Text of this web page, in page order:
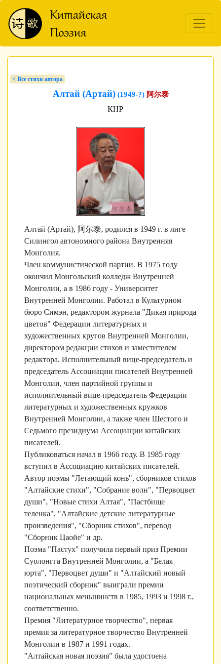
< Bсе стихи автора
Алтай (Артай) (1949-?) 阿尔泰
КНР
Алтай (Артай), 阿尔泰, родился в 1949 г. в лиге
Силингол автономного района Внутренняя
Монголия.
Член коммунистической партии. В 1975 году
окончил Монгольский колледж Внутренней
Монголии, а в 1986 году - Университет
Внутренней Монголии. Работал в Культурном
бюро Симэн, редактором журнала "Дикая природа
цветов" Федерации литературных и
художественных кругов Внутренней Монголии,
директором редакции стихов и заместителем
редактора. Исполнительный вице-председатель и
председатель Ассоциации писателей Внутренней
Монголии, член партийной группы и
исполнительный вице-председатель Федерации
литературных и художественных кружков
Внутренней Монголии, а также член Шестого и
Седьмого президиума Ассоциации китайских
писателей.
Публиковаться начал в 1966 году. В 1985 году
вступил в Ассоциацию китайских писателей.
Автор поэмы "Летающий конь", сборников стихов
"Алтайские стихи", "Собрание волн", "Первоцвет
души", "Новые стихи Алтая", "Пастбище
теленка", "Алтайские детские литературные
произведения", "Сборник стихов", перевод
"Сборник Цаойе" и др.
Поэма "Пастух" получила первый приз Премии
Суолонгга Внутренней Монголии, а "Белая
юрта", "Первоцвет души" и "Алтайский новый
поэтический сборник" выиграли премии
национальных меньшинств в 1985, 1993 и 1998 г.,
соответственно.
Премия "Литературное творчество", первая
премия за литературное творчество Внутренней
Монголии в 1987 и 1991 годах.
"Алтайская новая поэзия" была удостоена